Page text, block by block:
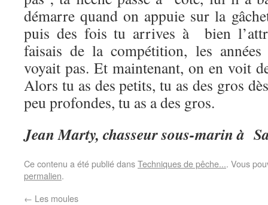
démarre quand on appuie sur la
puis des fois tu arrives à bien
faisais de la compétition, les
voyait pas. Et maintenant, on en voit
Alors tu as des petits, tu as des gros
peu profondes, tu as a des gros.
Jean Marty, chasseur sous-marin à
Ce contenu a été publié dansTechniques de pêche.... Vous
permalien.
← Les moules